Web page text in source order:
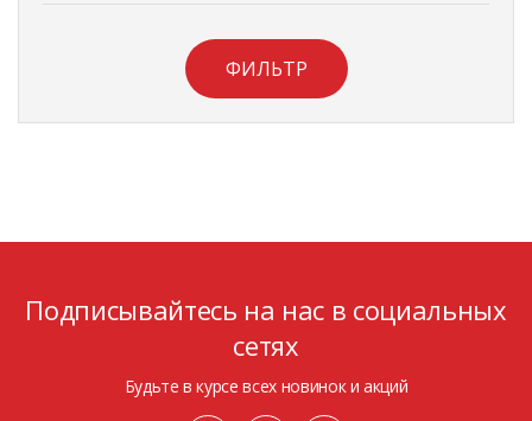
ФИЛЬТР
Подписывайтесь на нас в социальных
сетях
Будьте в курсе всех новинок и акций